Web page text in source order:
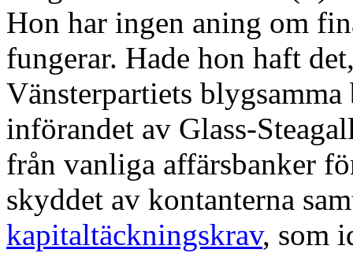
Hon har ingen aning om
fungerar. Hade hon haft
Vänsterpartiets
införandet av Glass-
från vanliga affärsbanker
skyddet av kontanterna
kapitaltäckningskrav, som